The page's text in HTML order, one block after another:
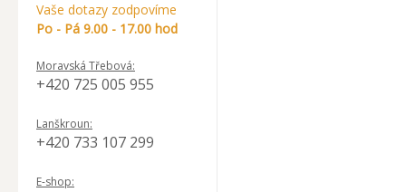
Vaše dotazy zodpovíme
Po - Pá 9.00 - 17.00 hod
Moravská Třebová:
+420 725 005 955
Lanškroun:
+420 733 107 299
E-shop: